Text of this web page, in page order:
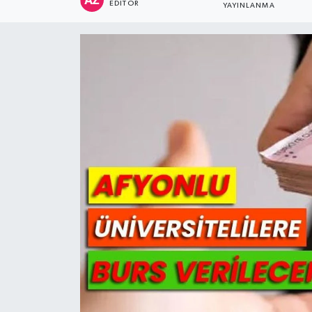
EDITÖR YAYINLANMA